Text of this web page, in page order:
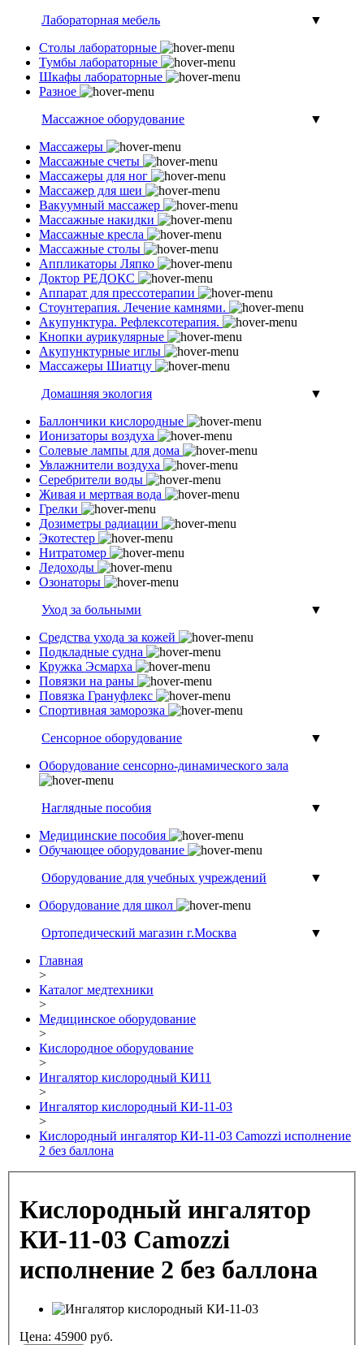
Лабораторная мебель
▼
Столы лабораторные
Тумбы лабораторные
Шкафы лабораторные
Разное
Массажное оборудование
▼
Массажеры
Массажные счеты
Массажеры для ног
Массажер для шеи
Вакуумный массажер
Массажные накидки
Массажные кресла
Массажные столы
Аппликаторы Ляпко
Доктор РЕДОКС
Аппарат для прессотерапии
Стоунтерапия. Лечение камнями.
Акупунктура. Рефлексотерапия.
Кнопки аурикулярные
Акупунктурные иглы
Массажеры Шиатцу
Домашняя экология
▼
Баллончики кислородные
Ионизаторы воздуха
Солевые лампы для дома
Увлажнители воздуха
Серебрители воды
Живая и мертвая вода
Грелки
Дозиметры радиации
Экотестер
Нитратомер
Ледоходы
Озонаторы
Уход за больными
▼
Средства ухода за кожей
Подкладные судна
Кружка Эсмарха
Повязки на раны
Повязка Грануфлекс
Спортивная заморозка
Сенсорное оборудование
▼
Оборудование сенсорно-динамического зала
Наглядные пособия
▼
Медицинские пособия
Обучающее оборудование
Оборудование для учебных учреждений
▼
Оборудование для школ
Ортопедический магазин г.Москва
▼
Главная
>
Каталог медтехники
>
Медицинское оборудование
>
Кислородное оборудование
>
Ингалятор кислородный КИ11
>
Ингалятор кислородный КИ-11-03
>
Кислородный ингалятор КИ-11-03 Camozzi исполнение
2 без баллона
Кислородный ингалятор
КИ-11-03 Camozzi
исполнение 2 без баллона
Цена: 45900 руб.